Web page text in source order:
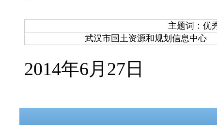
主题词：
武汉市国土资源和规划信息中心
2014年6月27日